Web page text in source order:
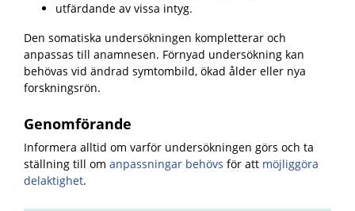
utfärdande av vissa intyg.
Den somatiska undersökningen kompletterar och
anpassas till anamnesen. Förnyad undersökning kan
behövas vid ändrad symtombild, ökad ålder eller nya
forskningsrön.
Genomförande
Informera alltid om varför undersökningen görs och ta
ställning till om anpassningar behövs för att möjliggöra
delaktighet.